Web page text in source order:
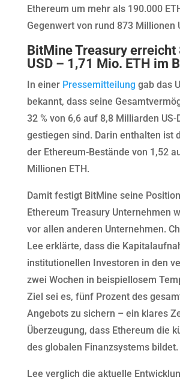
Ethereum um mehr als 190.000
Gegenwert von rund 873 Millionen
BitMine Treasury erreicht
USD – 1,71 Mio. ETH im
In einer Pressemitteilung gab das
bekannt, dass seine
32 % von 6,6 auf 8,8 Milliarden US-
gestiegen sind. Darin enthalten ist
der Ethereum-Bestände von 1,52
Millionen ETH.
Damit festigt BitMine seine
Ethereum Treasury Unternehmen
vor allen anderen Unternehmen.
Lee erklärte, dass die
institutionellen Investoren in den
zwei Wochen in beispiellosem
Ziel sei es, fünf Prozent des
Angebots zu sichern – ein klares
Überzeugung, dass Ethereum die
des globalen Finanzsystems bildet.
Lee verglich die aktuelle